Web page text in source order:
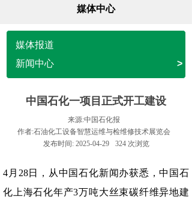
媒体中心
媒体报道
新闻中心
>
中国石化一项目正式开工建设
来源:中国石化报
作者:石油化工设备智慧运维与检维修技术展览会
发布时间: 2025-04-29 324 次浏览
4月28日，从中国石化新闻办获悉，中国石
化上海石化年产3万吨大丝束碳纤维异地建